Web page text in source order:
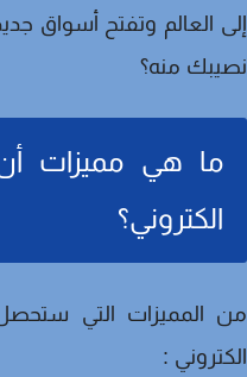
العالم وتفتح أسواق
منه؟
ما هي مميزات
الكتروني؟
المميزات التي
: